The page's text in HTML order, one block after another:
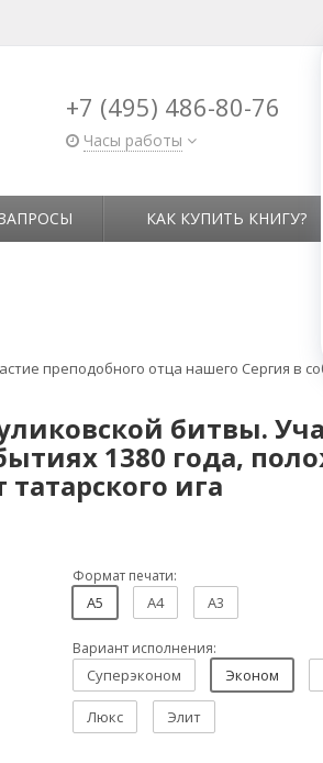
+7 (495) 486-80-76
Часы работы
КАК КУПИТЬ КНИГУ?
преподобного отца нашего Сергия в
битвы.
1380 года,
ига
Формат печати:
A5 A4 A3
Вариант исполнения:
Суперэконом Эконом
Люкс Элит